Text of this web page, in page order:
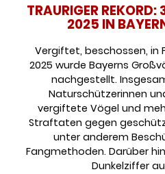
TRAURIGER REKORD:
2025 IN
Vergiftet, beschossen, in
2025 wurde Bayerns
nachgestellt.
Naturschützerinnen
vergiftete Vögel und
Straftaten gegen
unter anderem
Fangmethoden. Darüber
Dunkelziffer